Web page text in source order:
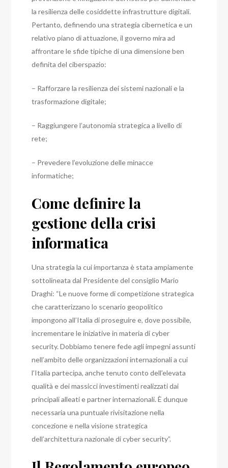
la resilienza delle cosiddette infrastrutture digitali.
Pertanto, definendo una strategia cibernetica e un
relativo piano di attuazione, il governo mira ad
affrontare le sfide tipiche di una dimensione ben
definita del ciberspazio:
– Rafforzare la resilienza dei sistemi nazionali e la
trasformazione digitale;
– Raggiungere l’autonomia strategica a livello di
rete;
– Prevedere l’evoluzione delle minacce
informatiche;
Come definire la
gestione della crisi
informatica
Una strategia la cui importanza è stata ampiamente
sottolineata dal Presidente del consiglio Mario
Draghi: “Le nuove forme di competizione strategica
che caratterizzano lo scenario geopolitico
impongono all’Italia di proseguire e, dove possibile,
incrementare le iniziative in materia di cyber
security. Dobbiamo tenere fede agli impegni assunti
nell’ambito delle organizzazioni internazionali a cui
l’Italia partecipa, anche tenuto conto dell’elevata
qualità e dei massicci investimenti realizzati dai
principali alleati e partner internazionali. È dunque
necessaria una puntuale rivisitazione nella
concezione e nella visione strategica
dell’architettura nazionale di cyber security”.